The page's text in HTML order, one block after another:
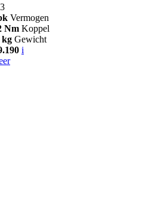
Vermogen
Nm Koppel
kg Gewicht
i